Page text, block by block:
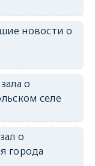
новости о
о
селе
о
города